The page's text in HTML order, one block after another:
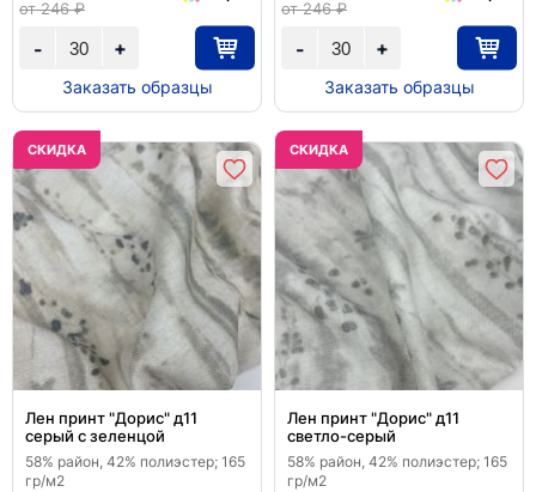
+
-
от 246 ₽
Заказать образцы
+
-
от 246 ₽
Заказать образцы
CКИДКА
Лен принт "Дорис" д11
серый с зеленцой
58% район, 42% полиэстер; 165
гр/м2
CКИДКА
Лен принт "Дорис" д11
светло-серый
58% район, 42% полиэстер; 165
гр/м2